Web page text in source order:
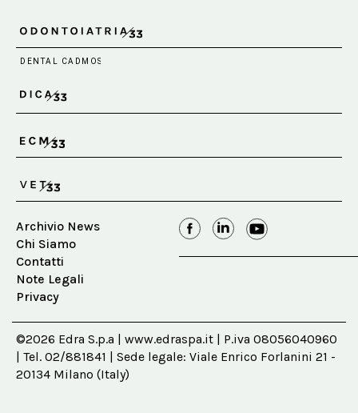
Archivio News
Chi Siamo
Contatti
Note Legali
Privacy
©2026 Edra S.p.a | www.edraspa.it | P.iva 08056040960
| Tel. 02/881841 | Sede legale: Viale Enrico Forlanini 21 -
20134 Milano (Italy)